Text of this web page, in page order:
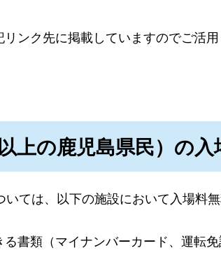
ンク先に掲載していますのでご活用
上の鹿児島県民）の入
ては、以下の施設において入場料
書類（マイナンバーカード、運転